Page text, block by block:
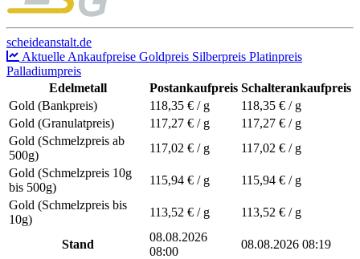
scheideanstalt.de
Aktuelle Ankaufpreise Goldpreis Silberpreis Platinpreis
Palladiumpreis
Edelmetall
Postankaufpreis Schalterankaufpreis
Gold (Bankpreis)
118,35 € / g 118,35 € / g
Gold (Granulatpreis)
117,27 € / g 117,27 € / g
Gold (Schmelzpreis ab
500g)
117,02 € / g 117,02 € / g
Gold (Schmelzpreis 10g
bis 500g)
115,94 € / g 115,94 € / g
Gold (Schmelzpreis bis
10g)
113,52 € / g 113,52 € / g
Stand
08.08.2026
08:00
08.08.2026 08:19